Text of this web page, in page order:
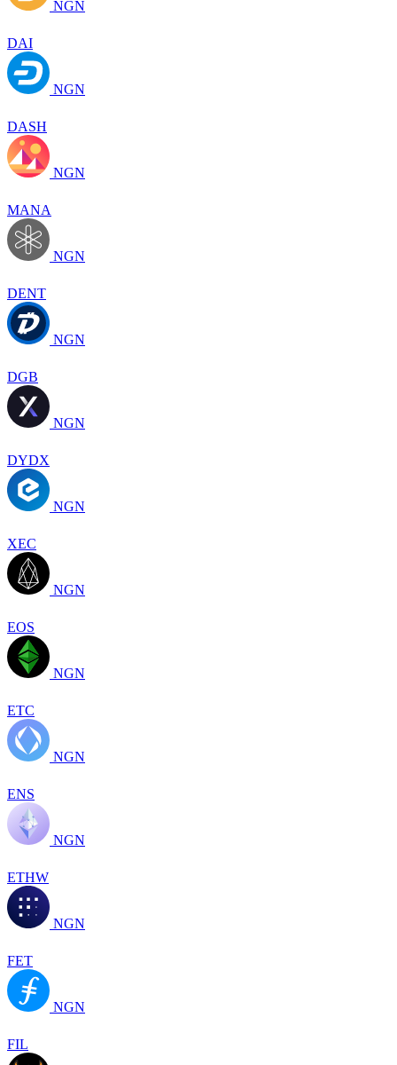
NGN
DAI
NGN
DASH
NGN
MANA
NGN
DENT
NGN
DGB
NGN
DYDX
NGN
XEC
NGN
EOS
NGN
ETC
NGN
ENS
NGN
ETHW
NGN
FET
NGN
FIL